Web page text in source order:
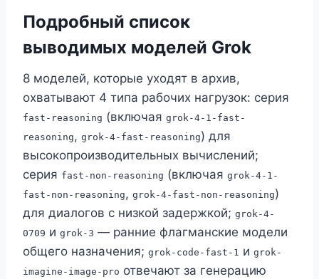
Подробный список
выводимых моделей Grok
8 моделей, которые уходят в архив,
охватывают 4 типа рабочих нагрузок: серия
fast-reasoning (включая grok-4-1-fast-
reasoning, grok-4-fast-reasoning) для
высокопроизводительных вычислений;
серия fast-non-reasoning (включая grok-4-1-
fast-non-reasoning, grok-4-fast-non-reasoning)
для диалогов с низкой задержкой; grok-4-
0709 и grok-3 — ранние флагманские модели
общего назначения; grok-code-fast-1 и grok-
imagine-image-pro отвечают за генерацию